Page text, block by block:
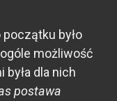
było
możliwość
dla nich
postawa